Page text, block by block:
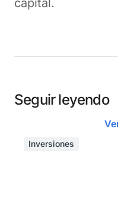
capital.
Seguir leyendo
Inversiones